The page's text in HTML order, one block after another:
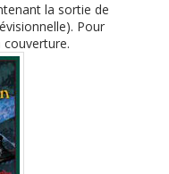
la sortie de
Pour